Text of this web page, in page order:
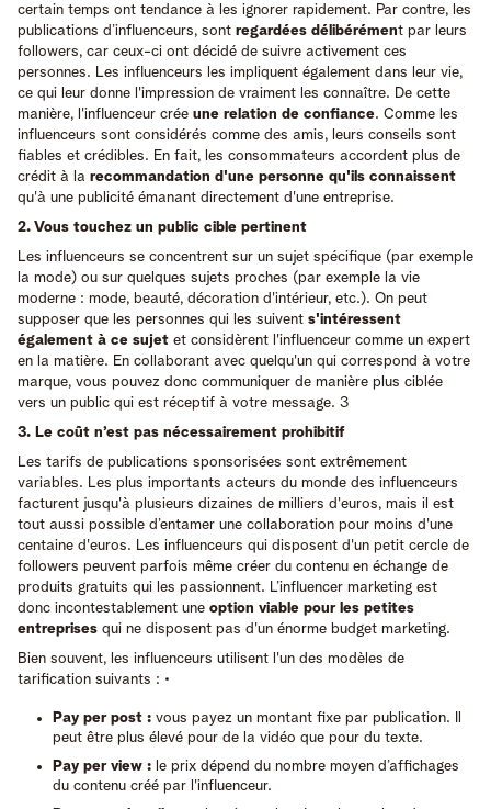
certain temps ont tendance à les ignorer rapidement. Par contre, les
publications d’influenceurs, sont regardées délibérément par leurs
followers, car ceux-ci ont décidé de suivre activement ces
personnes. Les influenceurs les impliquent également dans leur vie,
ce qui leur donne l'impression de vraiment les connaître. De cette
manière, l'influenceur crée une relation de confiance. Comme les
influenceurs sont considérés comme des amis, leurs conseils sont
fiables et crédibles. En fait, les consommateurs accordent plus de
crédit à la recommandation d'une personne qu'ils connaissent
qu'à une publicité émanant directement d'une entreprise.
2. Vous touchez un public cible pertinent
Les influenceurs se concentrent sur un sujet spécifique (par exemple
la mode) ou sur quelques sujets proches (par exemple la vie
moderne : mode, beauté, décoration d'intérieur, etc.). On peut
supposer que les personnes qui les suivent s'intéressent
également à ce sujet et considèrent l'influenceur comme un expert
en la matière. En collaborant avec quelqu'un qui correspond à votre
marque, vous pouvez donc communiquer de manière plus ciblée
vers un public qui est réceptif à votre message. 3
3. Le coût n’est pas nécessairement prohibitif
Les tarifs de publications sponsorisées sont extrêmement
variables. Les plus importants acteurs du monde des influenceurs
facturent jusqu'à plusieurs dizaines de milliers d'euros, mais il est
tout aussi possible d’entamer une collaboration pour moins d'une
centaine d'euros. Les influenceurs qui disposent d'un petit cercle de
followers peuvent parfois même créer du contenu en échange de
produits gratuits qui les passionnent. L’influencer marketing est
donc incontestablement une option viable pour les petites
entreprises qui ne disposent pas d'un énorme budget marketing.
Bien souvent, les influenceurs utilisent l'un des modèles de
tarification suivants : •
Pay per post : vous payez un montant fixe par publication. Il
peut être plus élevé pour de la vidéo que pour du texte.
Pay per view : le prix dépend du nombre moyen d’affichages
du contenu créé par l'influenceur.